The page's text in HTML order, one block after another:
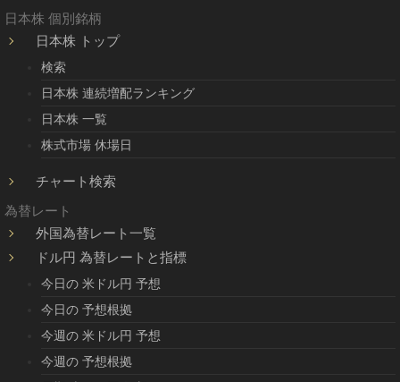
日本株 個別銘柄
日本株 トップ
検索
日本株 連続増配ランキング
日本株 一覧
株式市場 休場日
チャート検索
為替レート
外国為替レート一覧
ドル円 為替レートと指標
今日の 米ドル円 予想
今日の 予想根拠
今週の 米ドル円 予想
今週の 予想根拠